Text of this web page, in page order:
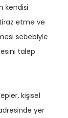
kendisi
etme ve
sebebiyle
talep
kişisel
yer